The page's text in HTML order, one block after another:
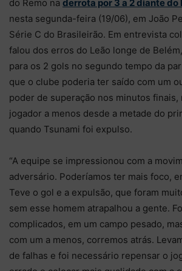
do Remo na derrota por 3 a 2 diante do
nesta segunda-feira (19/06), em João
Série C do Brasileirão. Em entrevista
falou dos erros do Leão longe de
para os 2 gols no segundo tempo da
que o clube poderia ter saído com um
poder de superação nos minutos finais,
jogador a menos desde a metade do
quando Tsunami foi expulso.
“A equipe se impressionou com a
adversário. Poderíamos ter mais foco,
Teve o gol e a expulsão, que foram
sem esse homem atrapalhou a gente.
complicados, em um campo pesado,
com um a menos, corremos atrás.
de falhas e foi necessário repensar o